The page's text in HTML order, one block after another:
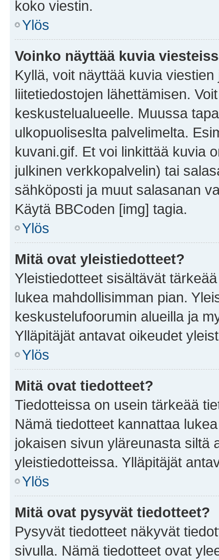
koko viestin.
Ylös
Voinko näyttää kuvia
Kyllä, voit näyttää kuvia
liitetiedostojen lähettämisen.
keskustelualueelle. Muussa
ulkopuoliseslta palvelimelta.
kuvani.gif. Et voi linkittää kuvia
julkinen verkkopalvelin) tai
sähköposti ja muut salasanan
Käytä BBCoden [img] tagia.
Ylös
Mitä ovat yleistiedotteet?
Yleistiedotteet sisältävät
lukea mahdollisimman pian.
keskustelufoorumin alueilla ja
Ylläpitäjät antavat oikeudet
Ylös
Mitä ovat tiedotteet?
Tiedotteissa on usein tärkeää
Nämä tiedotteet kannattaa
jokaisen sivun yläreunasta siltä
yleistiedotteissa. Ylläpitäjät
Ylös
Mitä ovat pysyvät tiedotteet?
Pysyvät tiedotteet näkyvät
sivulla. Nämä tiedotteet ovat